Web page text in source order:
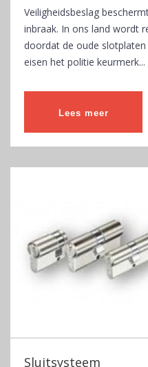
Veiligheidsbeslag
inbraak. In ons land wordt
doordat de oude
eisen het politie keurmerk...
Lees meer
Sluitsysteem